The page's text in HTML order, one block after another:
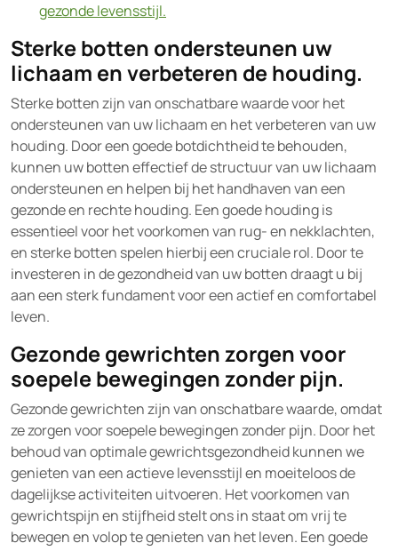
gezonde levensstijl.
Sterke botten ondersteunen uw
lichaam en verbeteren de houding.
Sterke botten zijn van onschatbare waarde voor het
ondersteunen van uw lichaam en het verbeteren van uw
houding. Door een goede botdichtheid te behouden,
kunnen uw botten effectief de structuur van uw lichaam
ondersteunen en helpen bij het handhaven van een
gezonde en rechte houding. Een goede houding is
essentieel voor het voorkomen van rug- en nekklachten,
en sterke botten spelen hierbij een cruciale rol. Door te
investeren in de gezondheid van uw botten draagt u bij
aan een sterk fundament voor een actief en comfortabel
leven.
Gezonde gewrichten zorgen voor
soepele bewegingen zonder pijn.
Gezonde gewrichten zijn van onschatbare waarde, omdat
ze zorgen voor soepele bewegingen zonder pijn. Door het
behoud van optimale gewrichtsgezondheid kunnen we
genieten van een actieve levensstijl en moeiteloos de
dagelijkse activiteiten uitvoeren. Het voorkomen van
gewrichtspijn en stijfheid stelt ons in staat om vrij te
bewegen en volop te genieten van het leven. Een goede